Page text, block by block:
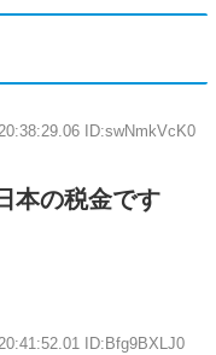
ID:swNmkVcK0
本の税金です
ID:Bfg9BXLJ0